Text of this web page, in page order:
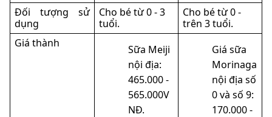
Đối tượng sử
dụng
Cho bé từ 0 - 3
tuổi.
Cho bé từ 0 -
trên 3 tuổi.
Giá thành
Sữa Meiji
nội địa:
465.000 -
565.000V
NĐ.
Giá sữa
Morinaga
nội địa số
0 và số 9:
170.000 -